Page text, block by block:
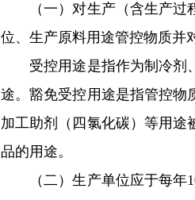
（一）对生产（含生产过程
位、生产原料用途管控物质并
受控用途是指作为制冷剂、
途。豁免受控用途是指管控物
加工助剂（四氯化碳）等用途
品的用途。
（二）生产单位应于每年10